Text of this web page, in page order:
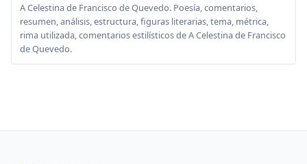
A Celestina de Francisco de Quevedo. Poesía, comentarios,
resumen, análisis, estructura, figuras literarias, tema, métrica,
rima utilizada, comentarios estilísticos de A Celestina de Francisco
de Quevedo.